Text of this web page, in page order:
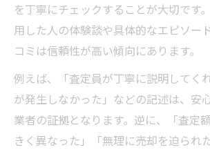
を丁寧にチェックすることが大切です
用した人の体験談や具体的なエピソー
コミは信頼性が高い傾向にあります。
例えば、「査定員が丁寧に説明してく
が発生しなかった」などの記述は、安
業者の証拠となります。逆に、「査定
きく異なった」「無理に売却を迫られ